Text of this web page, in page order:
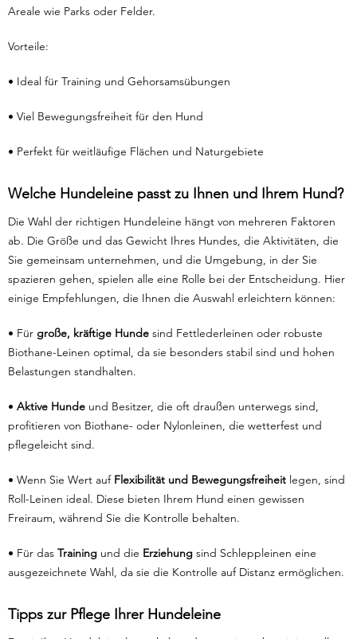
Areale wie Parks oder Felder.
Vorteile:
• Ideal für Training und Gehorsamsübungen
• Viel Bewegungsfreiheit für den Hund
• Perfekt für weitläufige Flächen und Naturgebiete
Welche Hundeleine passt zu Ihnen und Ihrem Hund?
Die Wahl der richtigen Hundeleine hängt von mehreren Faktoren
ab. Die Größe und das Gewicht Ihres Hundes, die Aktivitäten, die
Sie gemeinsam unternehmen, und die Umgebung, in der Sie
spazieren gehen, spielen alle eine Rolle bei der Entscheidung. Hier
einige Empfehlungen, die Ihnen die Auswahl erleichtern können:
• Für große, kräftige Hunde sind Fettlederleinen oder robuste
Biothane-Leinen optimal, da sie besonders stabil sind und hohen
Belastungen standhalten.
• Aktive Hunde und Besitzer, die oft draußen unterwegs sind,
profitieren von Biothane- oder Nylonleinen, die wetterfest und
pflegeleicht sind.
• Wenn Sie Wert auf Flexibilität und Bewegungsfreiheit legen, sind
Roll-Leinen ideal. Diese bieten Ihrem Hund einen gewissen
Freiraum, während Sie die Kontrolle behalten.
• Für das Training und die Erziehung sind Schleppleinen eine
ausgezeichnete Wahl, da sie die Kontrolle auf Distanz ermöglichen.
Tipps zur Pflege Ihrer Hundeleine